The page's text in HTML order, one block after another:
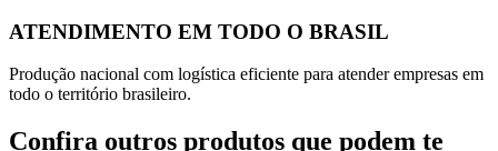
ATENDIMENTO EM TODO O BRASIL
Produção nacional com logística eficiente para atender empresas em
todo o território brasileiro.
Confira outros produtos que podem te